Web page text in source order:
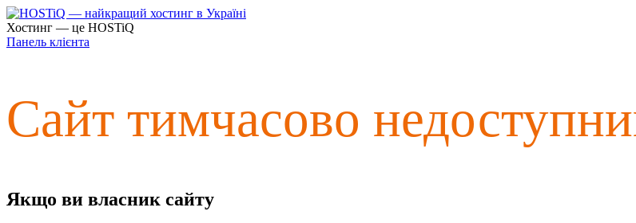
Хостинг — це HOSTiQ
Панель клієнта
Сайт тимчасово
Якщо ви власник сайту